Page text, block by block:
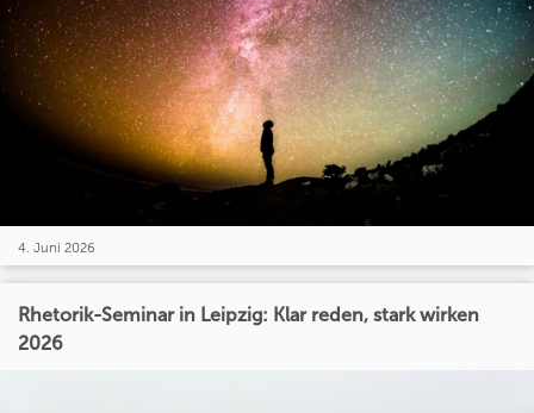
4. Juni 2026
Rhetorik-Seminar in Leipzig: Klar reden, stark wirken
2026